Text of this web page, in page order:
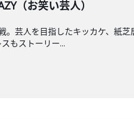
（お笑い芸人）
。芸人を目指したキッカケ、紙
もストーリー...